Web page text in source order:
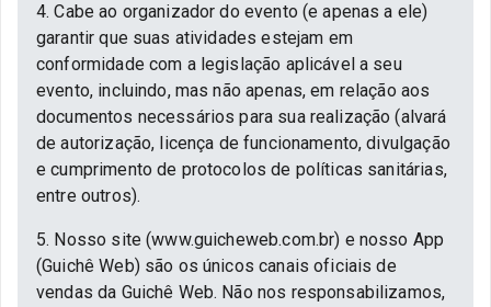
4. Cabe ao organizador do evento (e apenas a ele)
garantir que suas atividades estejam em
conformidade com a legislação aplicável a seu
evento, incluindo, mas não apenas, em relação aos
documentos necessários para sua realização (alvará
de autorização, licença de funcionamento, divulgação
e cumprimento de protocolos de políticas sanitárias,
entre outros).
5. Nosso site (www.guicheweb.com.br) e nosso App
(Guichê Web) são os únicos canais oficiais de
vendas da Guichê Web. Não nos responsabilizamos,